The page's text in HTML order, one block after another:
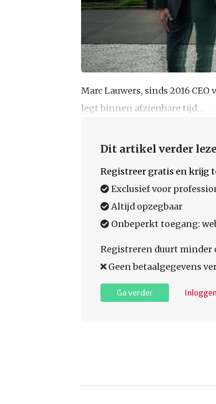
Marc Lauwers, sinds 2016
legt binnen afzienbare tijd…
Dit artikel verder
Registreer gratis en krijg
Exclusief voor
Altijd opzegbaar
Onbeperkt toegang:
Registreren duurt minder
Geen betaalgegevens
Ga verder Inloggen